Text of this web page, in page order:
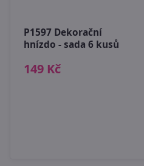
P1597 Dekorační
hnízdo - sada 6 kusů
149 Kč